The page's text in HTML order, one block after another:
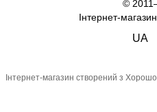
©
Інтернет-
UA
Інтернет-магазин створений з